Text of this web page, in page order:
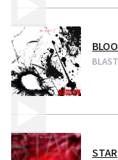
BLAST
STAR